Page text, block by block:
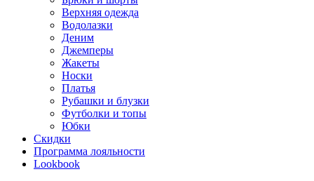
Верхняя одежда
Водолазки
Деним
Джемперы
Жакеты
Носки
Платья
Рубашки и блузки
Футболки и топы
Юбки
Скидки
Программа лояльности
Lookbook